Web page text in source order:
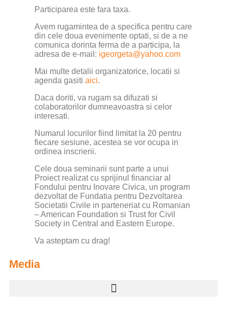
Participarea este fara taxa.
Avem rugamintea de a specifica pentru care
din cele doua evenimente optati, si de a ne
comunica dorinta ferma de a participa, la
adresa de e-mail: igeorgeta@yahoo.com
Mai multe detalii organizatorice, locatii si
agenda gasiti aici.
Daca doriti, va rugam sa difuzati si
colaboratorilor dumneavoastra si celor
interesati.
Numarul locurilor fiind limitat la 20 pentru
fiecare sesiune, acestea se vor ocupa in
ordinea inscrierii.
Cele doua seminarii sunt parte a unui
Proiect realizat cu sprijinul financiar al
Fondului pentru Inovare Civica, un program
dezvoltat de Fundatia pentru Dezvoltarea
Societatii Civile in parteneriat cu Romanian
– American Foundation si Trust for Civil
Society in Central and Eastern Europe.
Va asteptam cu drag!
Media